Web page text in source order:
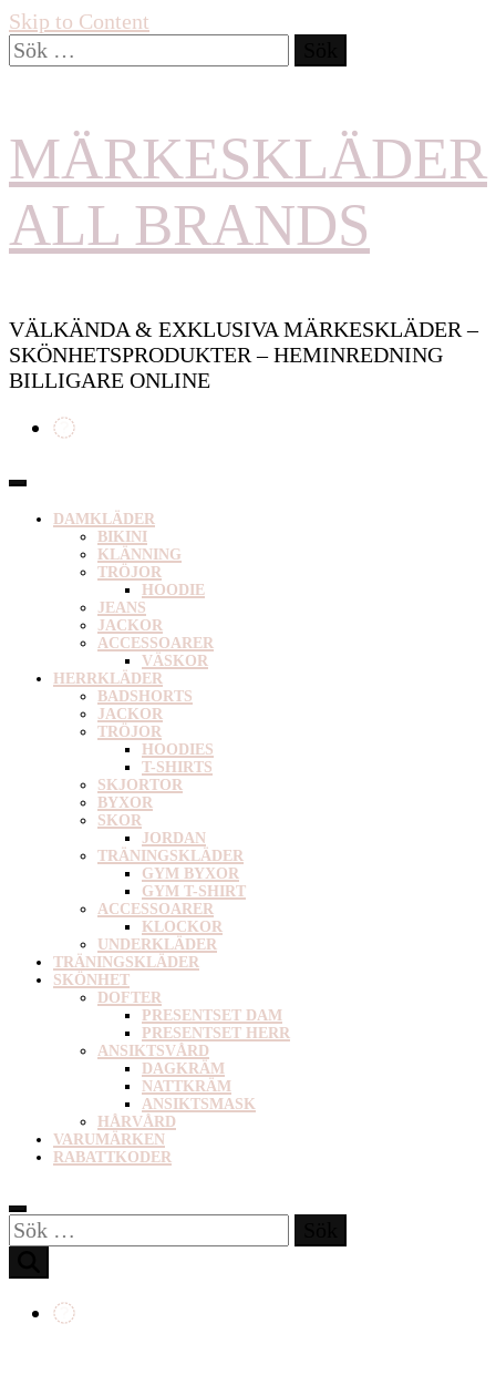
Skip to Content
Sök
efter:
MÄRKESKLÄDER
ALL BRANDS
VÄLKÄNDA & EXKLUSIVA MÄRKESKLÄDER –
SKÖNHETSPRODUKTER – HEMINREDNING
BILLIGARE ONLINE
DAMKLÄDER
BIKINI
KLÄNNING
TRÖJOR
HOODIE
JEANS
JACKOR
ACCESSOARER
VÄSKOR
HERRKLÄDER
BADSHORTS
JACKOR
TRÖJOR
HOODIES
T-SHIRTS
SKJORTOR
BYXOR
SKOR
JORDAN
TRÄNINGSKLÄDER
GYM BYXOR
GYM T-SHIRT
ACCESSOARER
KLOCKOR
UNDERKLÄDER
TRÄNINGSKLÄDER
SKÖNHET
DOFTER
PRESENTSET DAM
PRESENTSET HERR
ANSIKTSVÅRD
DAGKRÄM
NATTKRÄM
ANSIKTSMASK
HÅRVÅRD
VARUMÄRKEN
RABATTKODER
Sök
efter: